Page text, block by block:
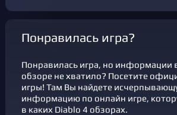
Понравилась игра?
Понравилась игра, но информации
обзоре не хватило? Посетите
игры! Там Вы найдете
информацию по онлайн игре,
в каких Diablo 4 обзорах.